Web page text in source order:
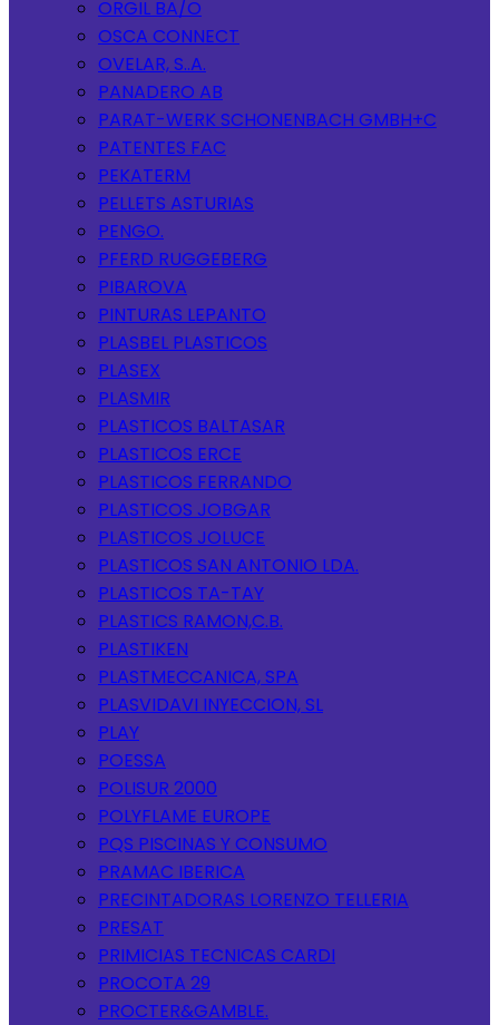
ORGIL BA/O
OSCA CONNECT
OVELAR, S..A.
PANADERO AB
PARAT-WERK SCHONENBACH GMBH+C
PATENTES FAC
PEKATERM
PELLETS ASTURIAS
PENGO.
PFERD RUGGEBERG
PIBAROVA
PINTURAS LEPANTO
PLASBEL PLASTICOS
PLASEX
PLASMIR
PLASTICOS BALTASAR
PLASTICOS ERCE
PLASTICOS FERRANDO
PLASTICOS JOBGAR
PLASTICOS JOLUCE
PLASTICOS SAN ANTONIO LDA.
PLASTICOS TA-TAY
PLASTICS RAMON,C.B.
PLASTIKEN
PLASTMECCANICA, SPA
PLASVIDAVI INYECCION, SL
PLAY
POESSA
POLISUR 2000
POLYFLAME EUROPE
PQS PISCINAS Y CONSUMO
PRAMAC IBERICA
PRECINTADORAS LORENZO TELLERIA
PRESAT
PRIMICIAS TECNICAS CARDI
PROCOTA 29
PROCTER&GAMBLE.